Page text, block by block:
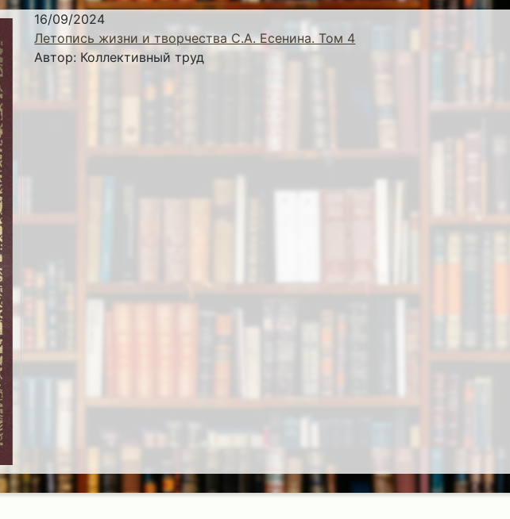
16/09/2024
Летопись жизни и творчества С.А. Есенина. Том 4
Автор: Коллективный труд